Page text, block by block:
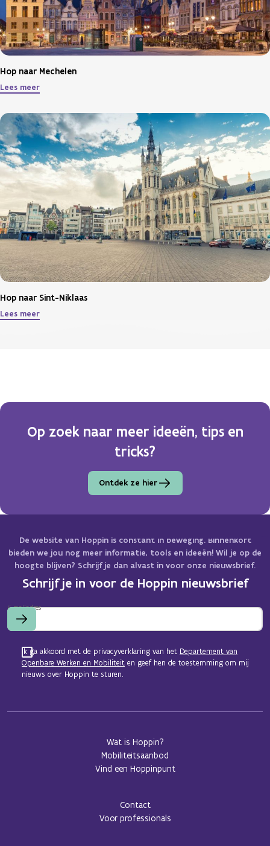
Hop naar Mechelen
Lees meer
Hop naar Sint-Niklaas
Lees meer
Op zoek naar meer ideeën, tips en
tricks?
Ontdek ze hier
De website van Hoppin is constant in beweging. Binnenkort
bieden we jou nog meer informatie, tools en ideeën! Wil je op de
hoogte blijven? Schrijf je dan alvast in voor onze nieuwsbrief.
Schrijf je in voor de Hoppin nieuwsbrief
E-mailadres
Ik ga akkoord met de privacyverklaring van het Departement van
Openbare Werken en Mobiliteit en geef hen de toestemming om mij
nieuws over Hoppin te sturen.
Wat is Hoppin?
Mobiliteitsaanbod
Vind een Hoppinpunt
Contact
Voor professionals